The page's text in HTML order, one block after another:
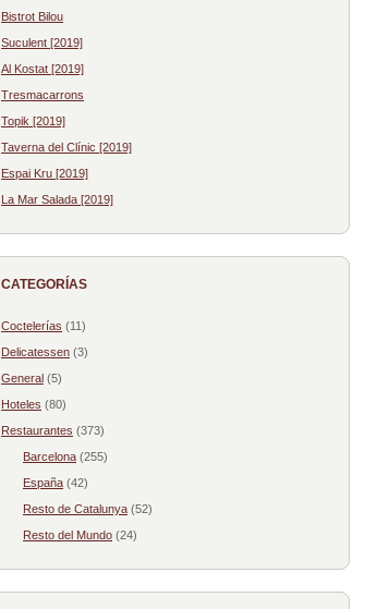
Bistrot Bilou
Suculent [2019]
Al Kostat [2019]
Tresmacarrons
Topik [2019]
Taverna del Clínic [2019]
Espai Kru [2019]
La Mar Salada [2019]
CATEGORÍAS
Coctelerías (11)
Delicatessen (3)
General (5)
Hoteles (80)
Restaurantes (373)
Barcelona (255)
España (42)
Resto de Catalunya (52)
Resto del Mundo (24)